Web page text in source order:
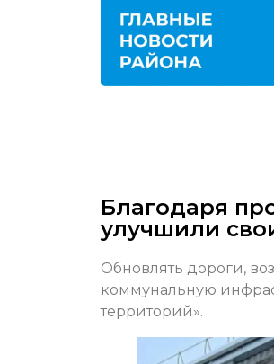
Благодаря
улучшили
Обновлять дороги,
коммунальную
территорий».